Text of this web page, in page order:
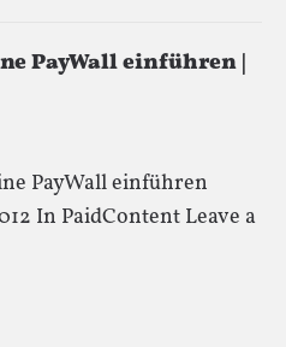
PayWall einführen |
PayWall einführen
In PaidContent Leave a